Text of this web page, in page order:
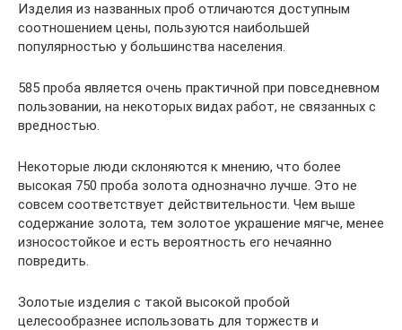
Изделия из названных проб отличаются доступным
соотношением цены, пользуются наибольшей
популярностью у большинства населения.
585 проба является очень практичной при повседневном
пользовании, на некоторых видах работ, не связанных с
вредностью.
Некоторые люди склоняются к мнению, что более
высокая 750 проба золота однозначно лучше. Это не
совсем соответствует действительности. Чем выше
содержание золота, тем золотое украшение мягче, менее
износостойкое и есть вероятность его нечаянно
повредить.
Золотые изделия с такой высокой пробой
целесообразнее использовать для торжеств и